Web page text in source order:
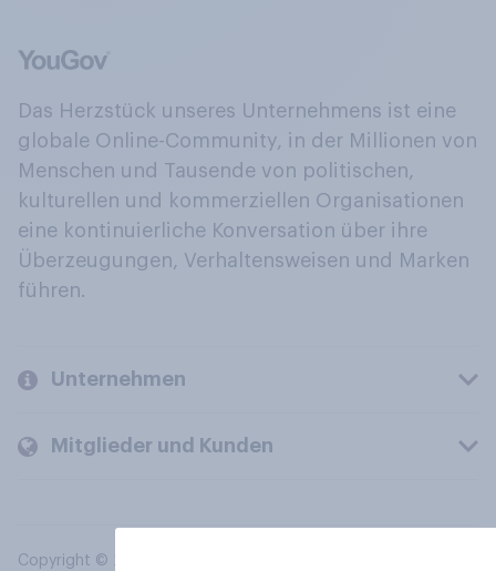
Das Herzstück unseres Unternehmens ist eine
globale Online-Community, in der Millionen von
Menschen und Tausende von politischen,
kulturellen und kommerziellen Organisationen
eine kontinuierliche Konversation über ihre
Überzeugungen, Verhaltensweisen und Marken
führen.
Unternehmen
Mitglieder und Kunden
Copyright © 2026 YouGov PLC. Alle Rechte vorbehalten.